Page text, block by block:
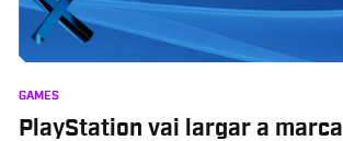
GAMES
PlayStation vai largar a marca